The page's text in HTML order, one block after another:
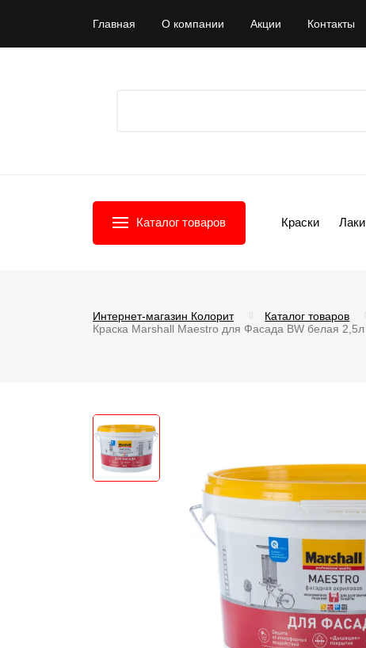
Главная О компании Акции Контакты
Каталог товаров Краски Лаки
Интернет-магазин Колорит Каталог товаров
Краска Marshall Maestro для Фасада BW белая 2,5л